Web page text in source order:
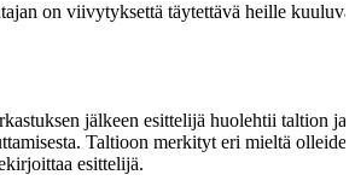
on viivytyksettä täytettävä heille kuuluva
jälkeen esittelijä huolehtii taltion ja
Taltioon merkityt eri mieltä olleiden
esittelijä.